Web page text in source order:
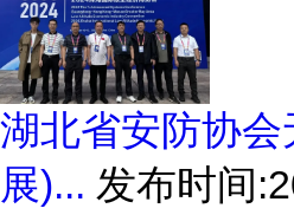
湖北省安防协
展)... 发布时间